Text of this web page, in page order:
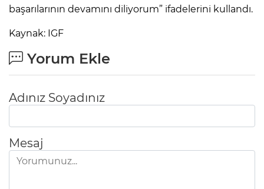
başarılarının devamını diliyorum” ifadelerini kullandı.
Kaynak: IGF
Yorum Ekle
Adınız Soyadınız
Mesaj